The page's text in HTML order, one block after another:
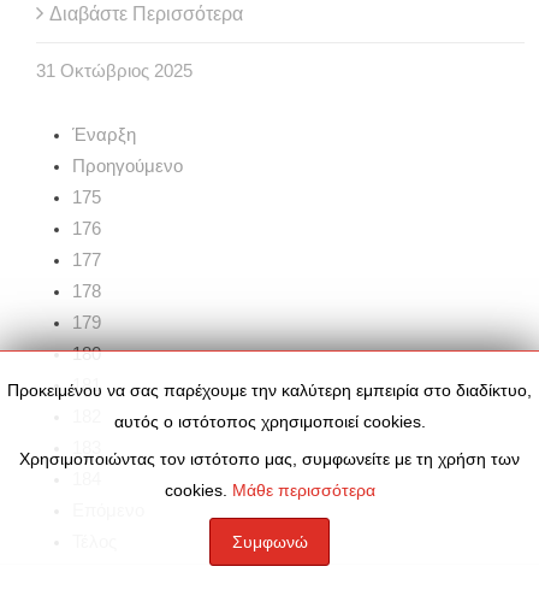
Διαβάστε Περισσότερα
31 Οκτώβριος 2025
Έναρξη
Προηγούμενο
175
176
177
178
179
180
181
Προκειμένου να σας παρέχουμε την καλύτερη εμπειρία στο διαδίκτυο,
αυτός ο ιστότοπος χρησιμοποιεί cookies.
Χρησιμοποιώντας τον ιστότοπο μας, συμφωνείτε με τη χρήση των
cookies. Μάθε περισσότερα
Συμφωνώ